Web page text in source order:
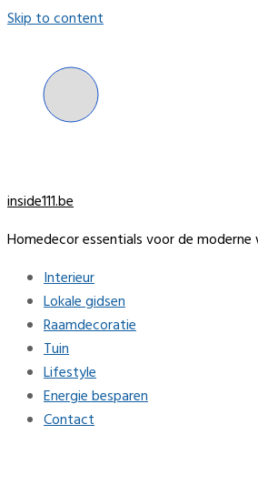
Skip to content
inside111.be
Homedecor essentials voor de moderne
Interieur
Lokale gidsen
Raamdecoratie
Tuin
Lifestyle
Energie besparen
Contact